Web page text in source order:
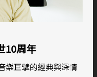
10周年
樂巨擘的經典與深情